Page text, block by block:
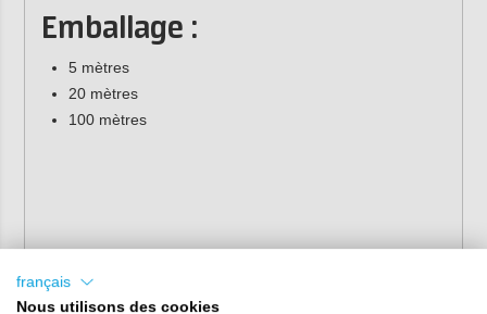
Emballage :
5 mètres
20 mètres
100 mètres
français
Nous utilisons des cookies